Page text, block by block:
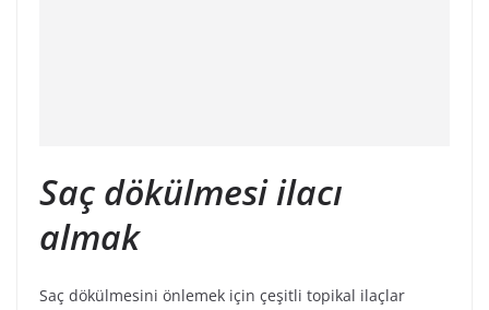
Saç dökülmesi ilacı
almak
Saç dökülmesini önlemek için çeşitli topikal ilaçlar